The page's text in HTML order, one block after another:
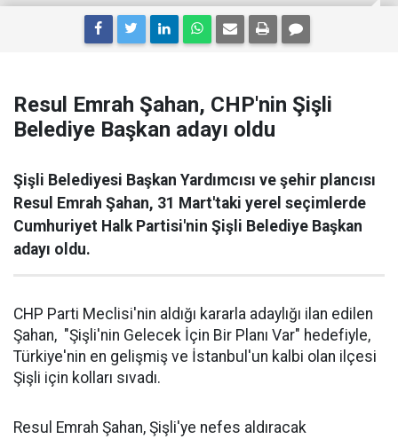
Resul Emrah Şahan, CHP'nin Şişli
Belediye Başkan adayı oldu
Şişli Belediyesi Başkan Yardımcısı ve şehir plancısı
Resul Emrah Şahan, 31 Mart'taki yerel seçimlerde
Cumhuriyet Halk Partisi'nin Şişli Belediye Başkan
adayı oldu.
CHP Parti Meclisi'nin aldığı kararla adaylığı ilan edilen
Şahan, "Şişli'nin Gelecek İçin Bir Planı Var" hedefiyle,
Türkiye'nin en gelişmiş ve İstanbul'un kalbi olan ilçesi
Şişli için kolları sıvadı.
Resul Emrah Şahan, Şişli'ye nefes aldıracak